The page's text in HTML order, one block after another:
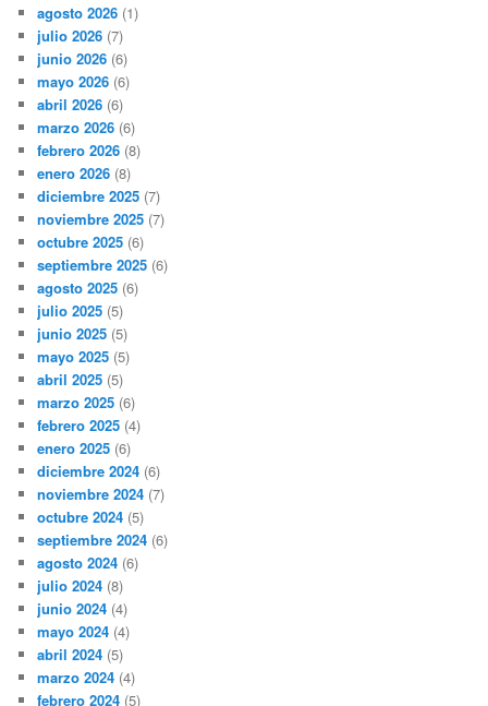
agosto 2026 (1)
julio 2026 (7)
junio 2026 (6)
mayo 2026 (6)
abril 2026 (6)
marzo 2026 (6)
febrero 2026 (8)
enero 2026 (8)
diciembre 2025 (7)
noviembre 2025 (7)
octubre 2025 (6)
septiembre 2025 (6)
agosto 2025 (6)
julio 2025 (5)
junio 2025 (5)
mayo 2025 (5)
abril 2025 (5)
marzo 2025 (6)
febrero 2025 (4)
enero 2025 (6)
diciembre 2024 (6)
noviembre 2024 (7)
octubre 2024 (5)
septiembre 2024 (6)
agosto 2024 (6)
julio 2024 (8)
junio 2024 (4)
mayo 2024 (4)
abril 2024 (5)
marzo 2024 (4)
febrero 2024 (5)